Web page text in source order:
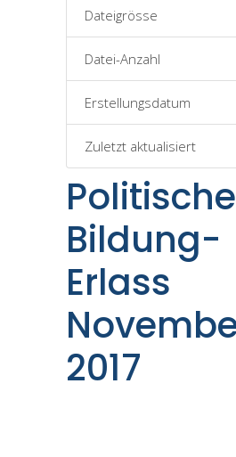
Dateigrösse
Datei-Anzahl
Erstellungsdatum
Zuletzt aktualisiert
Politische
Bildung-
Erlass
2017